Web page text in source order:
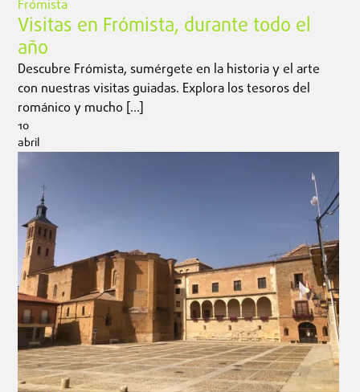
Frómista
Visitas en Frómista, durante todo el
año
Descubre Frómista, sumérgete en la historia y el arte
con nuestras visitas guiadas. Explora los tesoros del
románico y mucho […]
10
abril